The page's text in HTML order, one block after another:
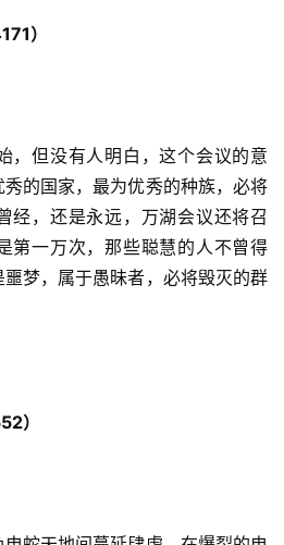
）
，但没有人明白，这个会议的意
的国家，最为优秀的种族，必将
经，还是永远，万湖会议还将召
第一万次，那些聪慧的人不曾得
梦，属于愚昧者，必将毁灭的群
）